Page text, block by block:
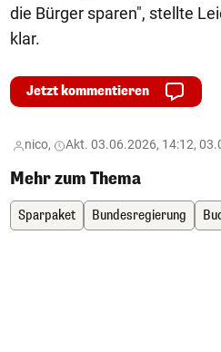
die Bürger sparen", stellte
klar.
Jetzt kommentieren
nico, Akt. 03.06.2026, 14:12,
Mehr zum Thema
Sparpaket Bundesregierung